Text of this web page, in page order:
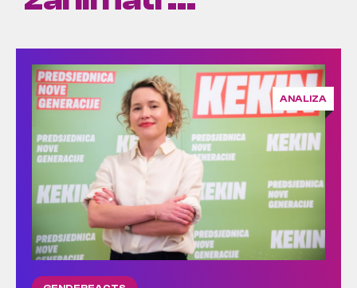
ANALIZA